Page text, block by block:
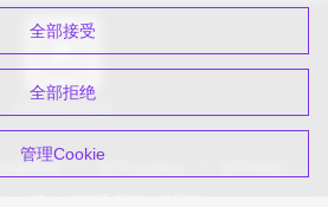
全部接受
全部拒绝
管理Cookie